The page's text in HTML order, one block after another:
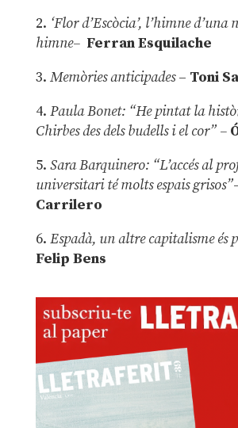
2. ‘Flor d’Escòcia’, l’himne d’una
himne– Ferran Esquilache
3. Memòries anticipades– Toni
4. Paula Bonet: “He pintat la
Chirbes des dels budells i el cor” –
5. Sara Barquinero: “L’accés al
universitari té molts espais grisos”
Carrilero
6. Espadà, un altre capitalisme és
Felip Bens